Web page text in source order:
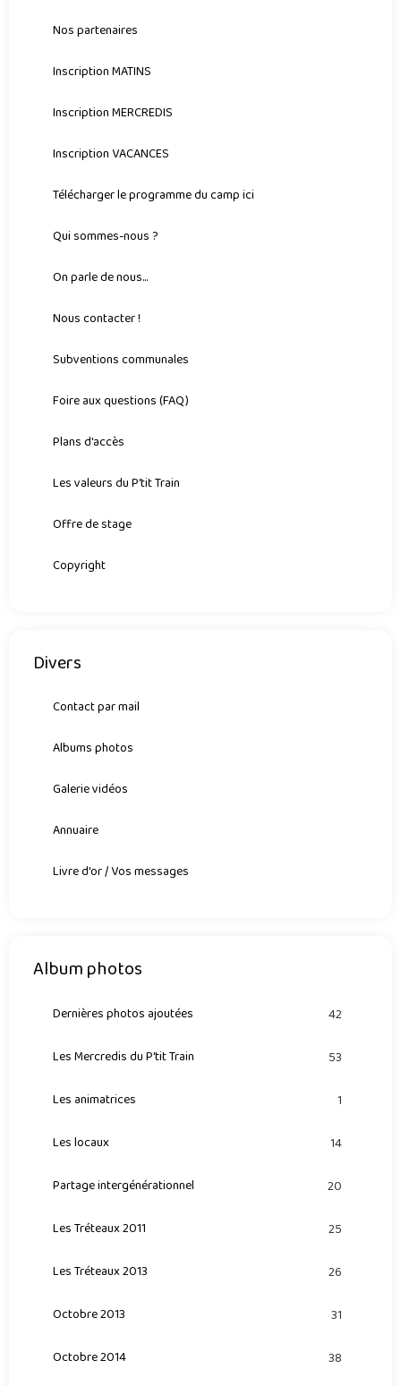
Nos partenaires
Inscription MATINS
Inscription MERCREDIS
Inscription VACANCES
Télécharger le programme du camp ici
Qui sommes-nous ?
On parle de nous...
Nous contacter !
Subventions communales
Foire aux questions (FAQ)
Plans d'accès
Les valeurs du P'tit Train
Offre de stage
Copyright
Divers
Contact par mail
Albums photos
Galerie vidéos
Annuaire
Livre d'or / Vos messages
Album photos
Dernières photos ajoutées 42
Les Mercredis du P'tit Train 53
Les animatrices 1
Les locaux 14
Partage intergénérationnel 20
Les Tréteaux 2011 25
Les Tréteaux 2013 26
Octobre 2013 31
Octobre 2014 38